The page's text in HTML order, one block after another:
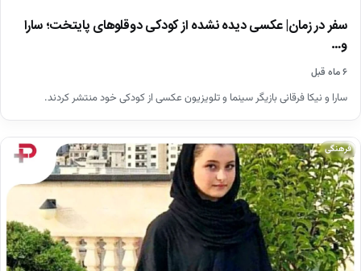
سفر در زمان| عکسی دیده نشده از کودکی دوقلوهای پایتخت؛ سارا
و…
۶ ماه قبل
سارا و نیکا فرقانی بازیگر سینما و تلویزیون عکسی از کودکی خود منتشر کردند.
فرهنگی